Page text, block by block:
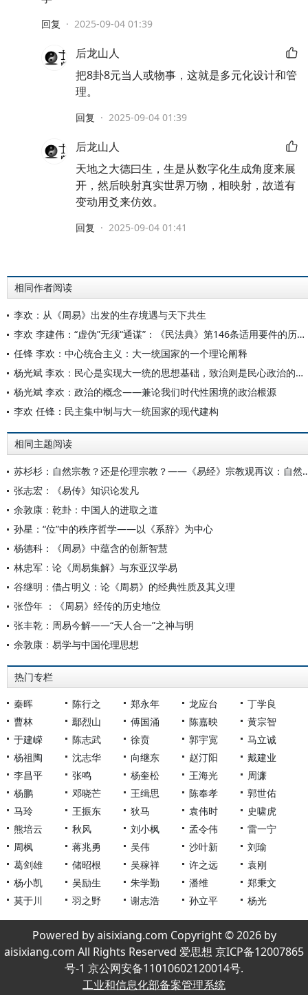
回复 · 2025-09-04 01:39
后龙山人
把8卦8元当人或物事，这就是多元化设计和管
理。
回复 · 2025-09-04 01:39
后龙山人
天地之大德曰生，生是从数字化生成角度来展
开，然后映射真实世界万物，相映射，故道有
变动用爻来仿效。
回复 · 2025-09-04 01:41
相同作者阅读
李欢：从《周易》出发的生存境遇与天下共生
李欢 李建伟：“虚伪”无须“通谋”：《民法典》第146条适用要件的历史解释视角
任锋 李欢：中心统合主义：大一统国家的一个理论阐释
杨光斌 李欢：民心是实现大一统的思想基础，致治则是民心政治的实践基础
杨光斌 李欢：政治的概念——兼论我们时代性困境的政治根源
李欢 任锋：民主集中制与大一统国家的现代建构
相同主题阅读
苏杉杉：自然宗教？还是伦理宗教？——《易经
张志宏：《易传》知识论发凡
余敦康：乾卦：中国人的进取之道
孙星：“位”中的秩序哲学——以《系辞》为中心
杨德科：《周易》中蕴含的创新智慧
林忠军：论《周易集解》与东亚汉学易
谷继明：借占明义：论《周易》的经典性质及其义理
张岱年 ：《周易》经传的历史地位
张丰乾：周易今解——“天人合一”之神与明
余敦康：易学与中国伦理思想
热门专栏
秦晖 陈行之 郑永年 龙应台
丁学良
曹林
鄢烈山 傅国涌 陈嘉映
黄宗智
于建嵘
陈志武 徐贲 郭宇宽
马立诚
杨祖陶
沈志华 向继东 赵汀阳
戴建业
李昌平
张鸣 杨奎松 王海光
周濂
杨鹏
邓晓芒 王缉思 陈奉孝
郭世佑
马玲
王振东 狄马 袁伟时
史啸虎
熊培云
秋风 刘小枫 孟令伟
雷一宁
周枫
蒋兆勇 吴伟 沙叶新
刘瑜
葛剑雄
储昭根 吴稼祥 许之远
袁刚
杨小凯
吴励生 朱学勤 潘维
郑秉文
莫于川
羽之野 谢志浩 孙立平 杨光
Powered by aisixiang.com Copyright © 2026 by
aisixiang.com All Rights Reserved 爱思想 京ICP备12007865
号-1 京公网安备11010602120014号.
工业和信息化部备案管理系统